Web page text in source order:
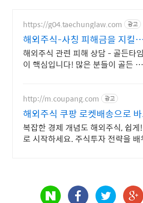
https://g04.taechunglaw.com 광고
해외주식-사칭 피해금을 지킬
마지막 기회
해외주식 관련 피해 상담 - 골든타임
이 핵심입니다! 많은 분들이 골든 타
http://m.coupang.com 광고
해외주식 쿠팡 로켓배송으로
복잡한 경제 개념도 해외주식, 쉽
로 시작하세요. 주식투자 전략을